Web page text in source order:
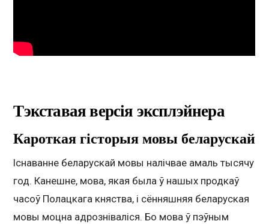
Тэкставая версія эксплэйнера
Кароткая гісторыя мовы беларускай
Існаванне беларускай мовы налічвае амаль тысячу
год. Канешне, мова, якая была ў нашых продкаў
часоў Полацкага княства, і сённяшняя беларуская
мовы моцна адрозніваліся. Бо мова ў пэўным